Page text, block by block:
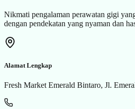
Nikmati pengalaman perawatan gigi
dengan pendekatan yang nyaman dan
Alamat Lengkap
Fresh Market Emerald Bintaro, Jl.